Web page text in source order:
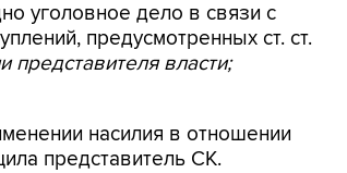
уголовное дело в связи с
предусмотренных ст. ст.
власти;
насилия в отношении
представитель СК.